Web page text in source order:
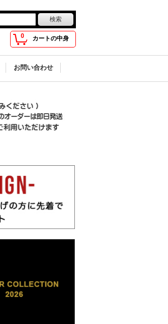
0 カートの中身
お問い合わせ